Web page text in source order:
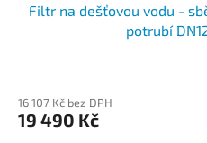
Filtr na dešťovou vodu -
potrubí
16 107 Kč bez DPH
19 490 Kč